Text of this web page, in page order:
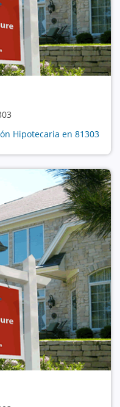
Hipotecaria en 81303